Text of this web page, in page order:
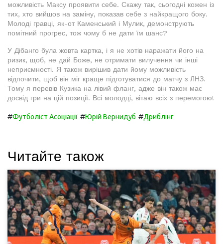
можливість Максу проявити себе. Скажу так, сьогодні кожен із
тих, хто вийшов на заміну, показав себе з найкращого боку.
Молоді гравці, як-от Каменський і Мулик, демонструють
помітний прогрес, тож чому б не дати їм шанс?
У Дібанго була жовта картка, і я не хотів наражати його на
ризик, щоб, не дай Боже, не отримати вилучення чи інші
неприємності. Я також вирішив дати йому можливість
відпочити, щоб він міг краще підготуватися до матчу з ЛНЗ.
Тому я перевів Кузика на лівий фланг, адже він також має
досвід гри на цій позиції. Всі молодці, вітаю всіх з перемогою!
#Футболіст Асоціації #Юрій Вернидуб #Дриблінг
Читайте також